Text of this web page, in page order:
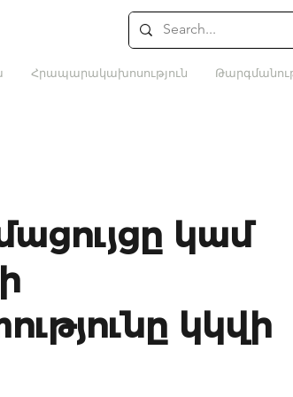
Հրապարակախոսություն
կամ
կկվի